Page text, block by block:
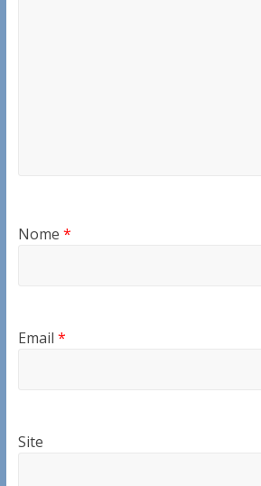
Nome *
Email *
Site